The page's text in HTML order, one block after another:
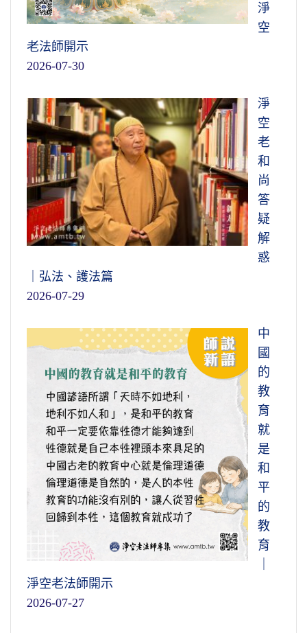
淨
空
老法師開示
2026-07-30
淨
空
老
和
尚
答
疑
解
惑
｜弘法、護法篇
2026-07-29
中
國
的
教
育
就
是
和
平
的
教
育
淨空老法師開示
2026-07-27